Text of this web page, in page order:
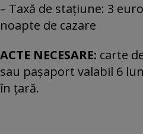
– Taxă de stațiune: 3
noapte de cazare
ACTE NECESARE: carte
sau paşaport valabil 6
în ţară.